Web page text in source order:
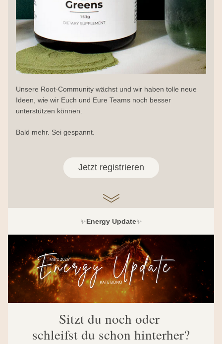
Unsere Root-Community wächst und wir haben tolle neue
Ideen, wie wir Euch und Eure Teams noch besser
unterstützen können.
Bald mehr. Sei gespannt.
Jetzt registrieren
✨Energy Update✨
Sitzt du noch oder
schleifst du schon hinterher?